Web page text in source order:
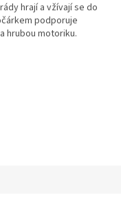
hrají a vžívají se do
podporuje
hrubou motoriku.